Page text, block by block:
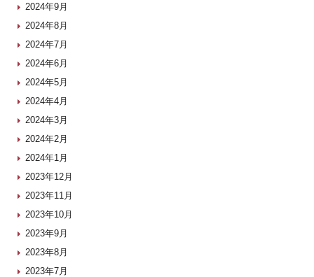
2024年9月
2024年8月
2024年7月
2024年6月
2024年5月
2024年4月
2024年3月
2024年2月
2024年1月
2023年12月
2023年11月
2023年10月
2023年9月
2023年8月
2023年7月